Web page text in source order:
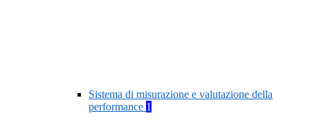
Sistema di misurazione e valutazione della
performance 1